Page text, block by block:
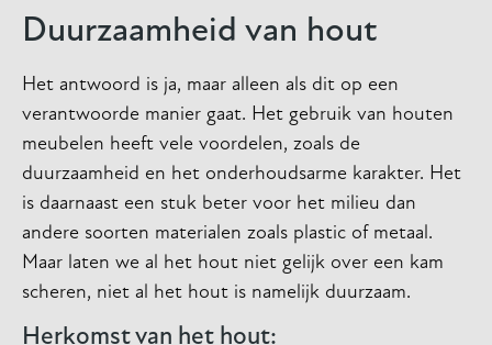
Duurzaamheid van hout
Het antwoord is ja, maar alleen als dit op een
verantwoorde manier gaat. Het gebruik van houten
meubelen heeft vele voordelen, zoals de
duurzaamheid en het onderhoudsarme karakter. Het
is daarnaast een stuk beter voor het milieu dan
andere soorten materialen zoals plastic of metaal.
Maar laten we al het hout niet gelijk over een kam
scheren, niet al het hout is namelijk duurzaam.
Herkomst van het hout: